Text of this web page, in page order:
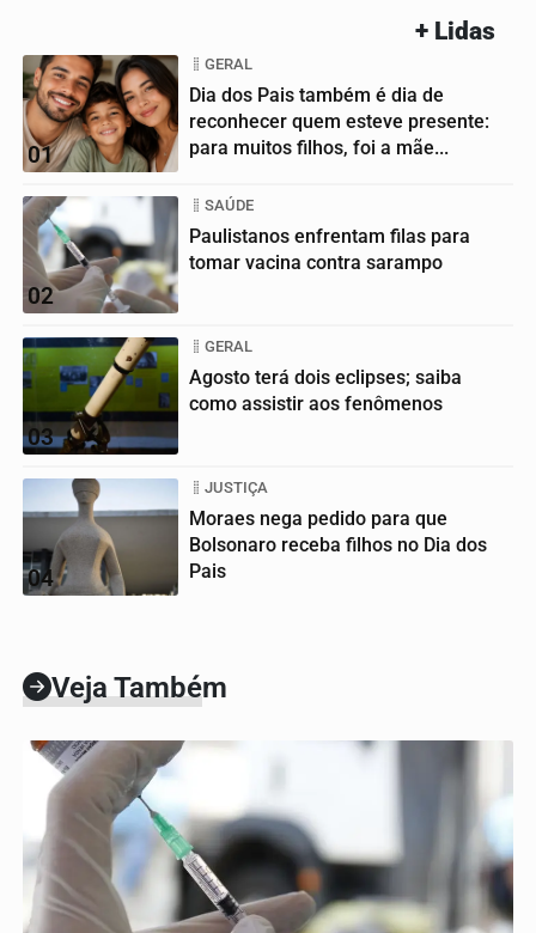
+ Lidas
01
GERAL
Dia dos Pais também é dia de
reconhecer quem esteve presente:
para muitos filhos, foi a mãe...
02
SAÚDE
Paulistanos enfrentam filas para
tomar vacina contra sarampo
03
GERAL
Agosto terá dois eclipses; saiba
como assistir aos fenômenos
04
JUSTIÇA
Moraes nega pedido para que
Bolsonaro receba filhos no Dia dos
Pais
Veja Também